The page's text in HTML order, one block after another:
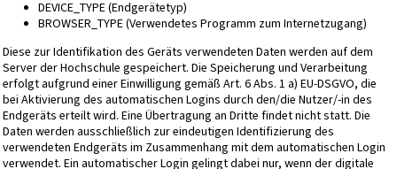
DEVICE_TYPE (Endgerätetyp)
BROWSER_TYPE (Verwendetes Programm zum Internetzugang)
Diese zur Identifikation des Geräts verwendeten Daten werden auf dem
Server der Hochschule gespeichert. Die Speicherung und Verarbeitung
erfolgt aufgrund einer Einwilligung gemäß Art. 6 Abs. 1 a) EU-DSGVO, die
bei Aktivierung des automatischen Logins durch den/die Nutzer/-in des
Endgeräts erteilt wird. Eine Übertragung an Dritte findet nicht statt. Die
Daten werden ausschließlich zur eindeutigen Identifizierung des
verwendeten Endgeräts im Zusammenhang mit dem automatischen Login
verwendet. Ein automatischer Login gelingt dabei nur, wenn der digitale